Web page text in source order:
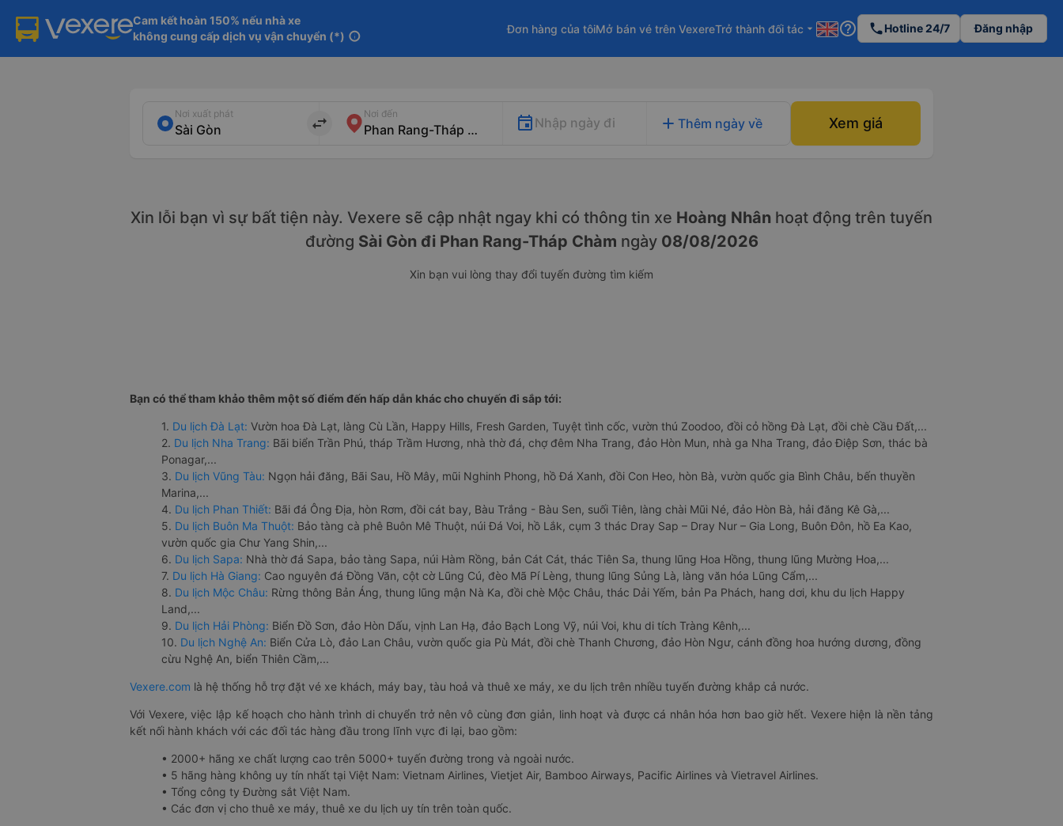
Cam kết hoàn 150% nếu nhà xe
không cung cấp dịch vụ vận chuyển (*) info
Đơn hàng của tôiMở bán vé trên VexereTrở thành đối tác arrow_drop_down help_outline phoneHotline 24/7 Đăng nhập
Nơi xuất phát
import_export
Nơi đến
Nhập ngày đi add Thêm ngày về Xem giá
Xin lỗi bạn vì sự bất tiện này. Vexere sẽ cập nhật ngay khi có thông tin xe Hoàng Nhân hoạt động trên tuyến
đường Sài Gòn đi Phan Rang-Tháp Chàm ngày 08/08/2026
Xin bạn vui lòng thay đổi tuyến đường tìm kiếm
Bạn có thể tham khảo thêm một số điểm đến hấp dẫn khác cho chuyến đi sắp tới:
1. Du lịch Đà Lạt: Vườn hoa Đà Lạt, làng Cù Lần, Happy Hills, Fresh Garden, Tuyệt tình cốc, vườn thú Zoodoo, đồi cỏ hồng Đà Lạt, đồi chè Cầu Đất,...
2. Du lịch Nha Trang: Bãi biển Trần Phú, tháp Trầm Hương, nhà thờ đá, chợ đêm Nha Trang, đảo Hòn Mun, nhà ga Nha Trang, đảo Điệp Sơn, thác bà
Ponagar,...
3. Du lịch Vũng Tàu: Ngọn hải đăng, Bãi Sau, Hồ Mây, mũi Nghinh Phong, hồ Đá Xanh, đồi Con Heo, hòn Bà, vườn quốc gia Bình Châu, bến thuyền
Marina,...
4. Du lịch Phan Thiết: Bãi đá Ông Địa, hòn Rơm, đồi cát bay, Bàu Trắng - Bàu Sen, suối Tiên, làng chài Mũi Né, đảo Hòn Bà, hải đăng Kê Gà,...
5. Du lịch Buôn Ma Thuột: Bảo tàng cà phê Buôn Mê Thuột, núi Đá Voi, hồ Lắk, cụm 3 thác Dray Sap – Dray Nur – Gia Long, Buôn Đôn, hồ Ea Kao,
vườn quốc gia Chư Yang Shin,...
6. Du lịch Sapa: Nhà thờ đá Sapa, bảo tàng Sapa, núi Hàm Rồng, bản Cát Cát, thác Tiên Sa, thung lũng Hoa Hồng, thung lũng Mường Hoa,...
7. Du lịch Hà Giang: Cao nguyên đá Đồng Văn, cột cờ Lũng Cú, đèo Mã Pí Lèng, thung lũng Sủng Là, làng văn hóa Lũng Cẩm,...
8. Du lịch Mộc Châu: Rừng thông Bản Áng, thung lũng mận Nà Ka, đồi chè Mộc Châu, thác Dải Yếm, bản Pa Phách, hang dơi, khu du lịch Happy
Land,...
9. Du lịch Hải Phòng: Biển Đồ Sơn, đảo Hòn Dấu, vịnh Lan Hạ, đảo Bạch Long Vỹ, núi Voi, khu di tích Tràng Kênh,...
10. Du lịch Nghệ An: Biển Cửa Lò, đảo Lan Châu, vườn quốc gia Pù Mát, đồi chè Thanh Chương, đảo Hòn Ngư, cánh đồng hoa hướng dương, đồng
cừu Nghệ An, biển Thiên Cầm,...
Vexere.com là hệ thống hỗ trợ đặt vé xe khách, máy bay, tàu hoả và thuê xe máy, xe du lịch trên nhiều tuyến đường khắp cả nước.
Với Vexere, việc lập kế hoạch cho hành trình di chuyển trở nên vô cùng đơn giản, linh hoạt và được cá nhân hóa hơn bao giờ hết. Vexere hiện là nền tảng
kết nối hành khách với các đối tác hàng đầu trong lĩnh vực đi lại, bao gồm:
• 2000+ hãng xe chất lượng cao trên 5000+ tuyến đường trong và ngoài nước.
• 5 hãng hàng không uy tín nhất tại Việt Nam: Vietnam Airlines, Vietjet Air, Bamboo Airways, Pacific Airlines và Vietravel Airlines.
• Tổng công ty Đường sắt Việt Nam.
• Các đơn vị cho thuê xe máy, thuê xe du lịch uy tín trên toàn quốc.